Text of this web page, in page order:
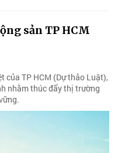
sản TP HCM
của TP HCM (Dự thảo Luật),
nhằm thúc đẩy thị trường